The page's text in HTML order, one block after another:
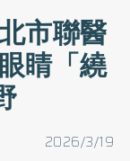
市聯醫
睛「繞
2026/3/19